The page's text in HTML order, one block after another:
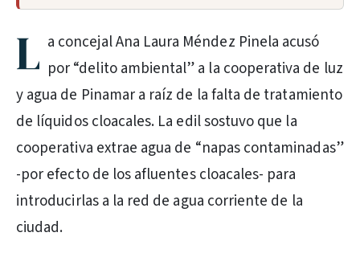
L a concejal Ana Laura Méndez Pinela acusó
por “delito ambiental” a la cooperativa de luz
y agua de Pinamar a raíz de la falta de tratamiento
de líquidos cloacales. La edil sostuvo que la
cooperativa extrae agua de “napas contaminadas”
-por efecto de los afluentes cloacales- para
introducirlas a la red de agua corriente de la
ciudad.